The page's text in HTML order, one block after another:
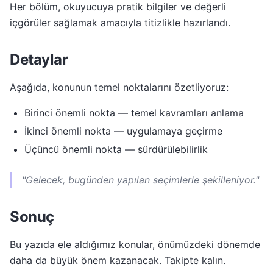
Her bölüm, okuyucuya pratik bilgiler ve değerli
içgörüler sağlamak amacıyla titizlikle hazırlandı.
Detaylar
Aşağıda, konunun temel noktalarını özetliyoruz:
Birinci önemli nokta — temel kavramları anlama
İkinci önemli nokta — uygulamaya geçirme
Üçüncü önemli nokta — sürdürülebilirlik
"Gelecek, bugünden yapılan seçimlerle şekilleniyor."
Sonuç
Bu yazıda ele aldığımız konular, önümüzdeki dönemde
daha da büyük önem kazanacak. Takipte kalın.